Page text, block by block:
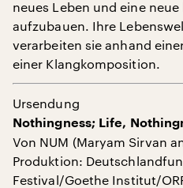
neues Leben und eine
aufzubauen. Ihre
verarbeiten sie anhand
einer Klangkomposition.
Ursendung
Nothingness; Life,
Von NUM (Maryam Sirvan
Produktion:
Festival/Goethe Institut/